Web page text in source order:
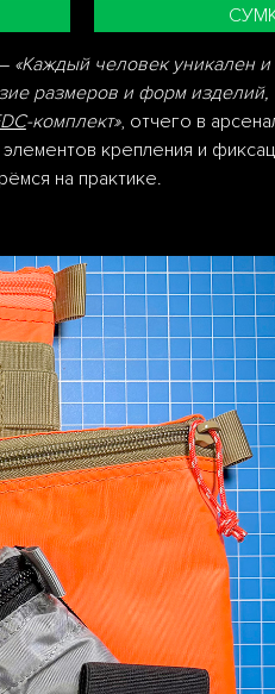
«Каждый человек уникален
размеров и форм
-комплект», отчего в
крепления и
на практике.